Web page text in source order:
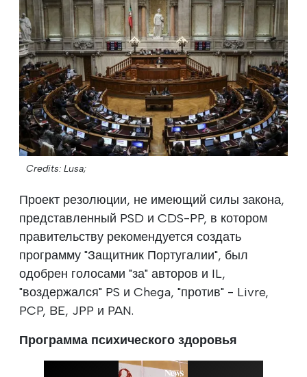
Credits: Lusa;
Проект резолюции, не имеющий силы закона,
представленный PSD и CDS-PP, в котором
правительству рекомендуется создать
программу "Защитник Португалии", был
одобрен голосами "за" авторов и IL,
"воздержался" PS и Chega, "против" - Livre,
PCP, BE, JPP и PAN.
Программа психического здоровья